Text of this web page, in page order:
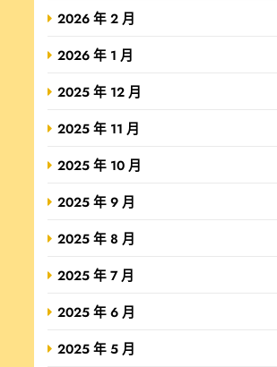
2026 年 2 月
2026 年 1 月
2025 年 12 月
2025 年 11 月
2025 年 10 月
2025 年 9 月
2025 年 8 月
2025 年 7 月
2025 年 6 月
2025 年 5 月